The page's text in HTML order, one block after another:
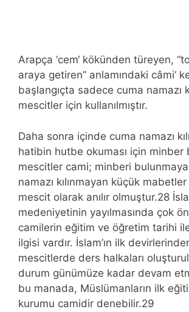
Arapça ‘cem‘ kökünden türeyen,
araya getiren” anlamındaki câmi‘
başlangıçta sadece cuma namazı
mescitler için kullanılmıştır.
Daha sonra içinde cuma namazı
hatibin hutbe okuması için minber
mescitler cami; minberi
namazı kılınmayan küçük
mescit olarak anılır olmuştur.28
medeniyetinin yayılmasında çok
camilerin eğitim ve öğretim tarihi
ilgisi vardır. İslam’ın ilk
mescitlerde ders halkaları
durum günümüze kadar devam
bu manada, Müslümanların ilk
kurumu camidir denebilir.29